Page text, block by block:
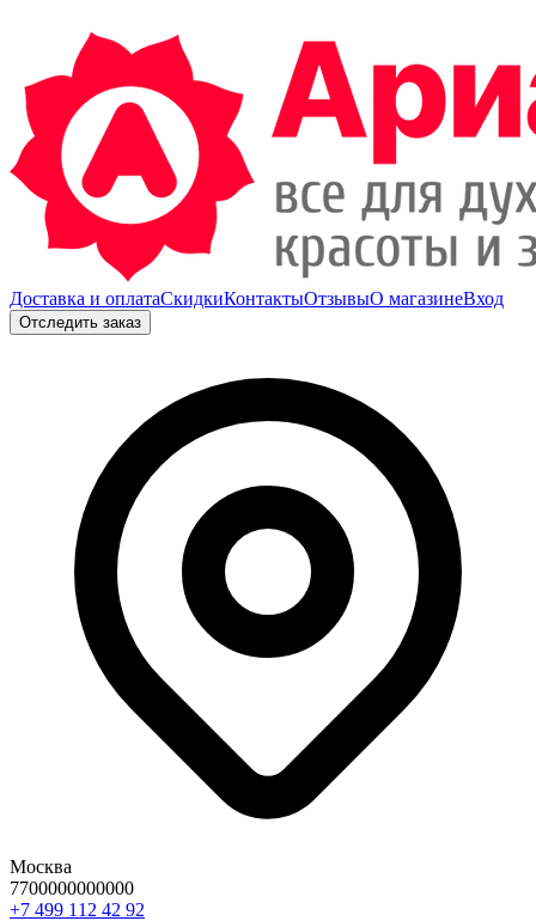
Доставка и оплатаСкидкиКонтактыОтзывыО магазинеВход
Отследить заказ
Москва
7700000000000
29 24 211 994 7+